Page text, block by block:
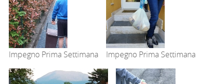
Impegno Prima Settimana Impegno Prima Settimana